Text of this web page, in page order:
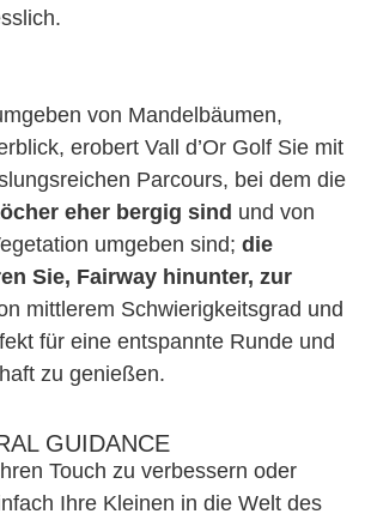
von Mandelbäumen,
erobert Vall d’Or Golf Sie mit
Parcours, bei dem die
eher bergig sind und von
umgeben sind; die
Sie, Fairway hinunter, zur
mittlerem Schwierigkeitsgrad und
für eine entspannte Runde und
zu genießen.
GUIDANCE
Touch zu verbessern oder
Ihre Kleinen in die Welt des